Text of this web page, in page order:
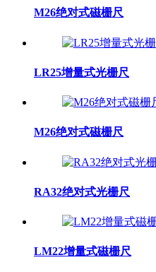
M26绝对式磁栅尺
LR25增量式光栅尺
M26绝对式磁栅尺
RA32绝对式光栅尺
LM22增量式磁栅尺